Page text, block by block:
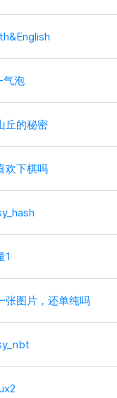
气泡
丘的秘密
欢下棋吗
1
张图片，还单纯吗